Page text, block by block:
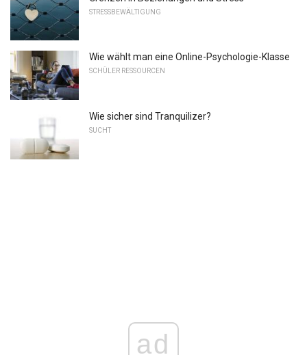
STRESSBEWÄLTIGUNG
Wie wählt man eine Online-Psychologie-Klasse
SCHÜLER RESSOURCEN
Wie sicher sind Tranquilizer?
SUCHT
ad